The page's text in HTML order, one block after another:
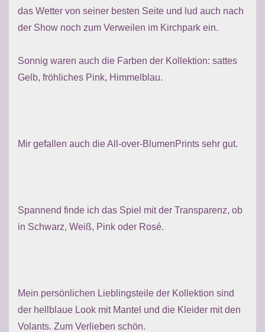
das Wetter von seiner besten Seite und lud auch nach
der Show noch zum Verweilen im Kirchpark ein.
Sonnig waren auch die Farben der Kollektion: sattes
Gelb, fröhliches Pink, Himmelblau.
Mir gefallen auch die All-over-BlumenPrints sehr gut.
Spannend finde ich das Spiel mit der Transparenz, ob
in Schwarz, Weiß, Pink oder Rosé.
Mein persönlichen Lieblingsteile der Kollektion sind
der hellblaue Look mit Mantel und die Kleider mit den
Volants. Zum Verlieben schön.